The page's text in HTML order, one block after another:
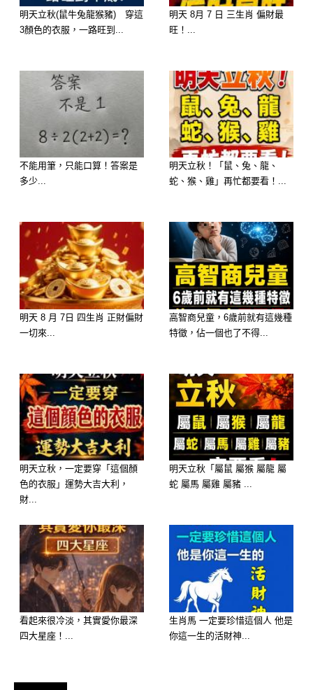
動，發生「水庫大開、頭獎直接砸中」
買！）
中獎感應：近期的烈火磁場將直接沖開
您本命的「辰土」巨型財庫！您的偏財
中獎運勢在十二生肖中高居榜首，橫財
磁場呈現噴發式增長！
大師解析：「妳一踏實，橫財就手」。
大師一再耳提面命，屬龍的朋友近期
「一定要去買彩票！」。您近期最容易
發生「原本看似死局的财务狀態徹底逆
轉、隨手一刮或隨手一買就驚天中頭
獎、外債一夕清空」的大神蹟。「妳一
暴發的黃金期，這場頭獎將帶領您與全
家人直接大富大貴！
👑 🥇 第一名：屬【狗】—— 土孕萬
明天立秋(鼠牛兔龍猴豬) 穿這
3顏色的衣服，一路旺到...
明天 8月 7 日 三生肖 偏財最
旺！...
不能用筆，只能口算！答案是
多少...
明天立秋！「鼠、兔、龍、
蛇、猴、雞」再忙都要看！...
明天 8 月 7日 四生肖 正財偏財
一切來...
高智商兒童，6歲前就有這幾種
特徵，佔一個也了不得...
明天立秋，一定要穿「這個顏
色的衣服」運勢大吉大利，
財...
明天立秋「屬鼠 屬猴 屬龍 屬
蛇 屬馬 屬雞 屬豬 ...
看起來很冷淡，其實愛你最深
四大星座！...
生肖馬 一定要珍惜這個人 他是
你這一生的活財神...